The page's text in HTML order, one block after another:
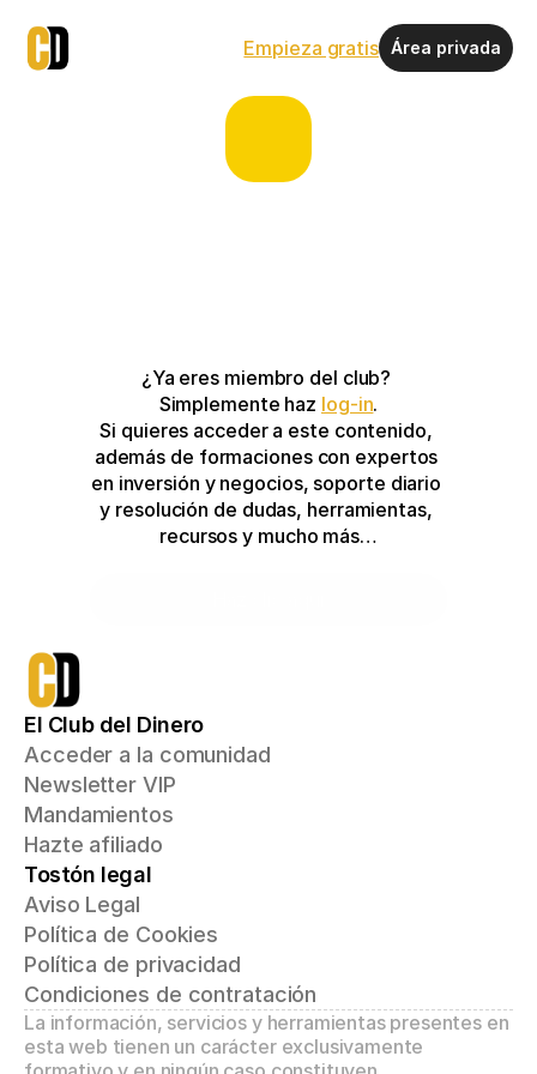
Empieza gratis Área privada
¿Ya eres miembro del club?
Simplemente haz log-in.
Si quieres acceder a este contenido,
además de formaciones con expertos
en inversión y negocios, soporte diario
y resolución de dudas, herramientas,
recursos y mucho más…
El Club del Dinero
Acceder a la comunidad
Newsletter VIP
Mandamientos
Hazte afiliado
Tostón legal
Aviso Legal
Política de Cookies
Política de privacidad
Condiciones de contratación
La información, servicios y herramientas presentes en
esta web tienen un carácter exclusivamente